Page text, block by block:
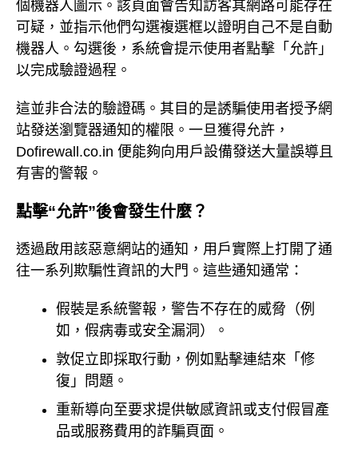
個機器人圖示。該頁面會告知訪客其網路可能存在
可疑，並指示他們勾選複選框以證明自己不是自動
機器人。勾選後，系統會提示使用者點擊「允許」
以完成驗證過程。
這並非合法的驗證碼。其目的是誘騙使用者授予網
站發送瀏覽器通知的權限。一旦獲得允許，
Dofirewall.co.in 便能夠向用戶設備發送大量誤導且
有害的警報。
點擊“允許”後會發生什麼？
透過啟用該惡意網站的通知，用戶實際上打開了通
往一系列欺騙性資訊的大門。這些通知通常：
假裝是系統警報，警告不存在的威脅（例
如，假病毒或安全漏洞）。
敦促立即採取行動，例如點擊連結來「修
復」問題。
重新導向至要求提供敏感資訊或支付假冒產
品或服務費用的詐騙頁面。